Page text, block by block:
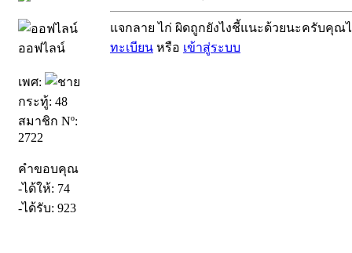
ออฟไลน์
เพศ:
กระทู้: 48
สมาชิก Nº:
2722
คำขอบคุณ
-ได้ให้: 74
-ได้รับ: 923
แจกลาย ไก่ ผิดถูกยังไงชี้แนะด้วยนะครับคุ
ทะเบียน หรือ เข้าสู่ระบบ